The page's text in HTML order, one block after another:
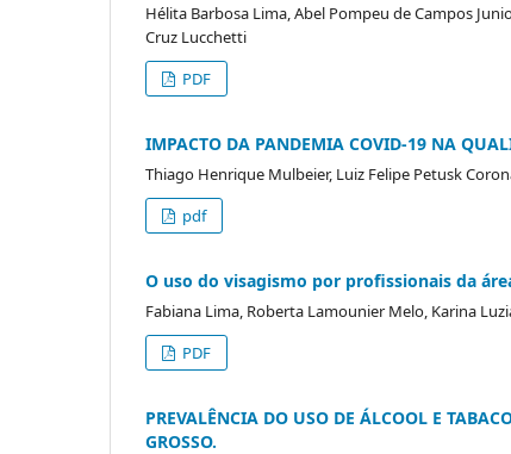
Hélita Barbosa Lima, Abel Pompeu de Campos
Cruz Lucchetti
PDF
IMPACTO DA PANDEMIA COVID-19 NA
Thiago Henrique Mulbeier, Luiz Felipe Petusk
pdf
O uso do visagismo por profissionais da
Fabiana Lima, Roberta Lamounier Melo, Karina
PDF
PREVALÊNCIA DO USO DE ÁLCOOL E
GROSSO.